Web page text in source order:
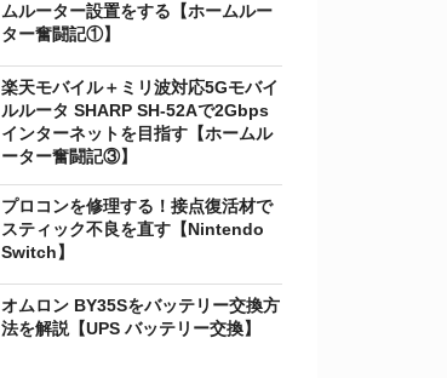
ムルーター設置をする【ホームルー
ター奮闘記①】
楽天モバイル＋ミリ波対応5Gモバイ
ルルータ SHARP SH-52Aで2Gbps
インターネットを目指す【ホームル
ーター奮闘記③】
プロコンを修理する！接点復活材で
スティック不良を直す【Nintendo
Switch】
オムロン BY35Sをバッテリー交換方
法を解説【UPS バッテリー交換】